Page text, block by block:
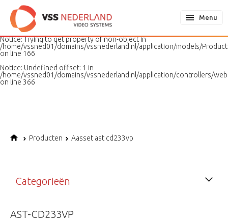
Notice: Undefined variable: page in
/home/vssned01/domains/vssnederland.nl/application/models/
on line
187
Notice: Trying to get property of non-object in
/home/vssned01/domains/vssnederland.nl/application/models/
on line 166
Notice: Undefined offset: 1 in
/home/vssned01/domains/vssnederland.nl/application/controllers/
on line 366
Menu
Producten Aasset ast cd233vp
Categorieën
AST-CD233VP